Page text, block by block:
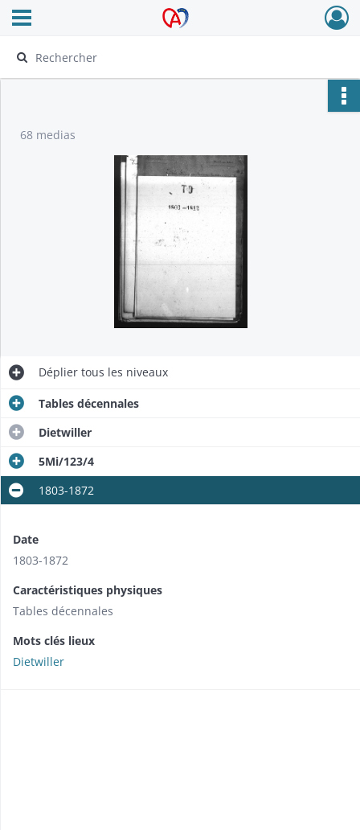
Archives Alsace - Colmar
Ouvrir le menu déroulant
68 medias
Déplier tous les niveaux
Tables décennales
Dietwiller
5Mi/123/4
1803-1872
Date
1803-1872
Caractéristiques physiques
Tables décennales
Mots clés lieux
Dietwiller